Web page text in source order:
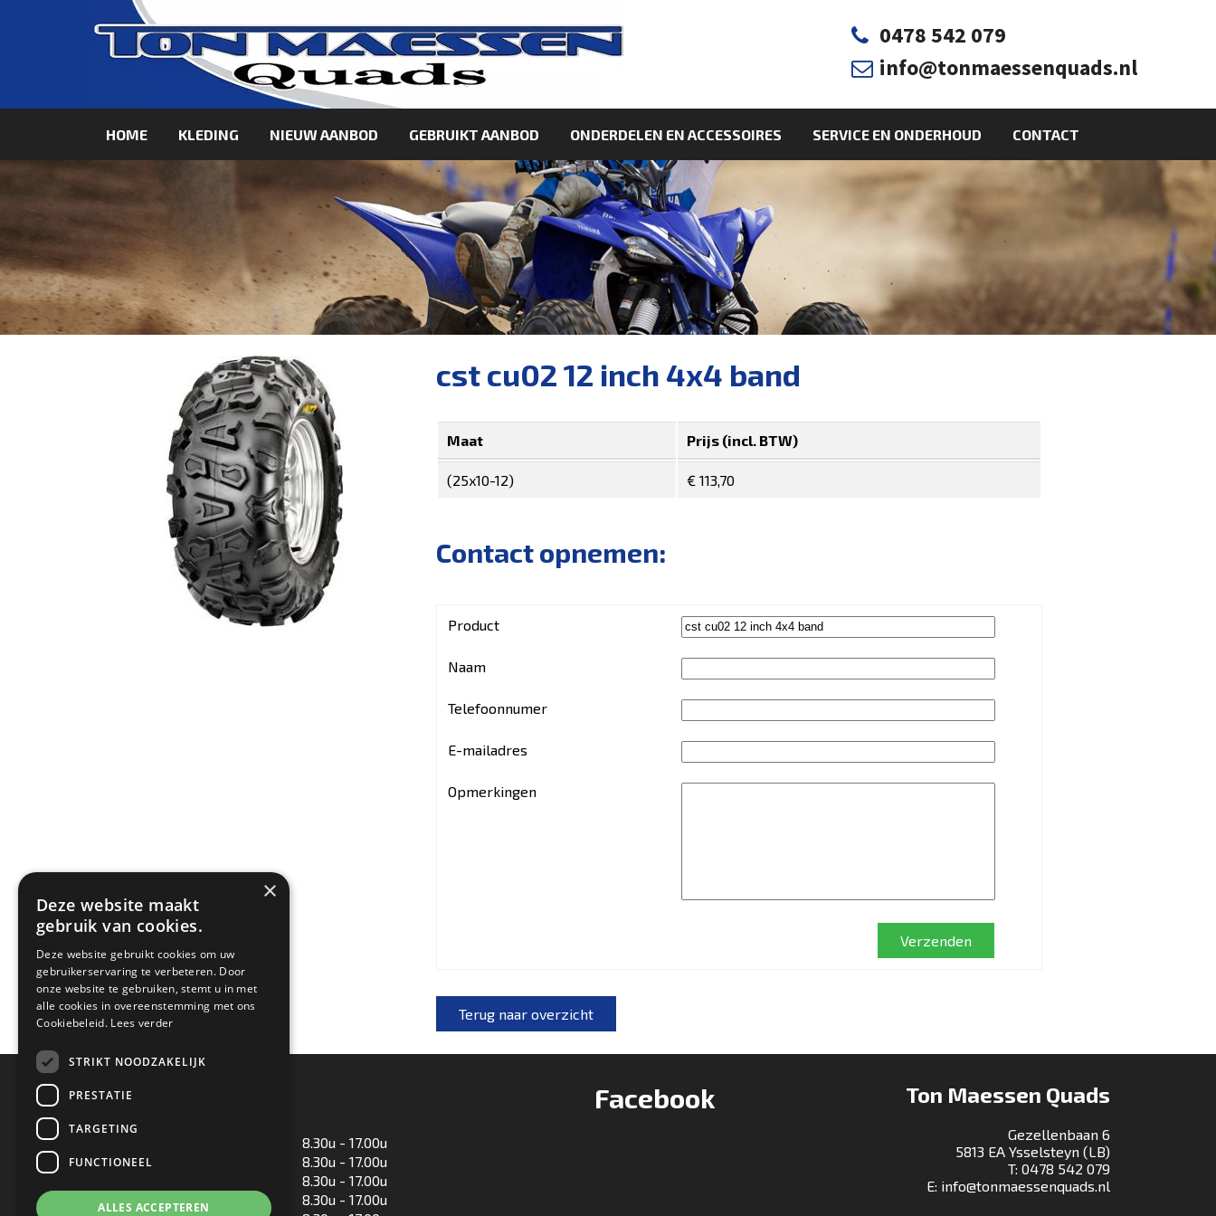
 0478 542 079
 info@tonmaessenquads.nl
HOME KLEDING NIEUW AANBOD GEBRUIKT AANBOD ONDERDELEN EN ACCESSOIRES SERVICE EN ONDERHOUD CONTACT
cst cu02 12 inch 4x4 band
Maat Prijs (incl. BTW)
(25x10-12) € 113,70
Contact opnemen:
Product
Naam
Telefoonnumer
E-mailadres
Opmerkingen
Verzenden
Terug naar overzicht
Openingstijden
8.30u - 17.00u
Dinsdag
8.30u - 17.00u
8.30u - 17.00u
8.30u - 17.00u
Facebook Ton Maessen Quads
Gezellenbaan 6
5813 EA Ysselsteyn (LB)
T: 0478 542 079
E: info@tonmaessenquads.nl
×
Deze website maakt
gebruik van cookies.
Deze website gebruikt cookies om uw
gebruikerservaring te verbeteren. Door
onze website te gebruiken, stemt u in met
alle cookies in overeenstemming met ons
Cookiebeleid. Lees verder
STRIKT NOODZAKELIJK
PRESTATIE
TARGETING
FUNCTIONEEL
ALLES ACCEPTEREN